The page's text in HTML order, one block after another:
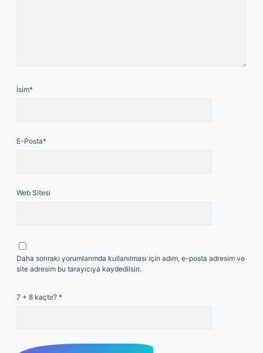
İsim*
E-Posta*
Web Sitesi
Daha sonraki yorumlarımda kullanılması için adım, e-posta adresim ve
site adresim bu tarayıcıya kaydedilsin.
7 + 8 kaçtır? *